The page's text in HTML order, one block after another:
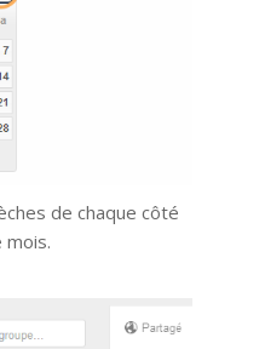
de chaque côté
mois.